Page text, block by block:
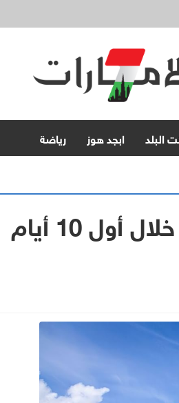
البلد ابجد هوز رياضة
ارتفاع صادرات كوريا بنسبة 3.8% خلال أول 10 أيام